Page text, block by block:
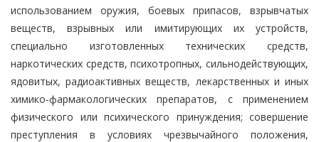
использованием оружия, боевых припасов, взрывчатых
веществ, взрывных или имитирующих их устройств,
специально изготовленных технических средств,
наркотических средств, психотропных, сильнодействующих,
ядовитых, радиоактивных веществ, лекарственных и иных
химико-фармакологических препаратов, с применением
физического или психического принуждения; совершение
преступления в условиях чрезвычайного положения,